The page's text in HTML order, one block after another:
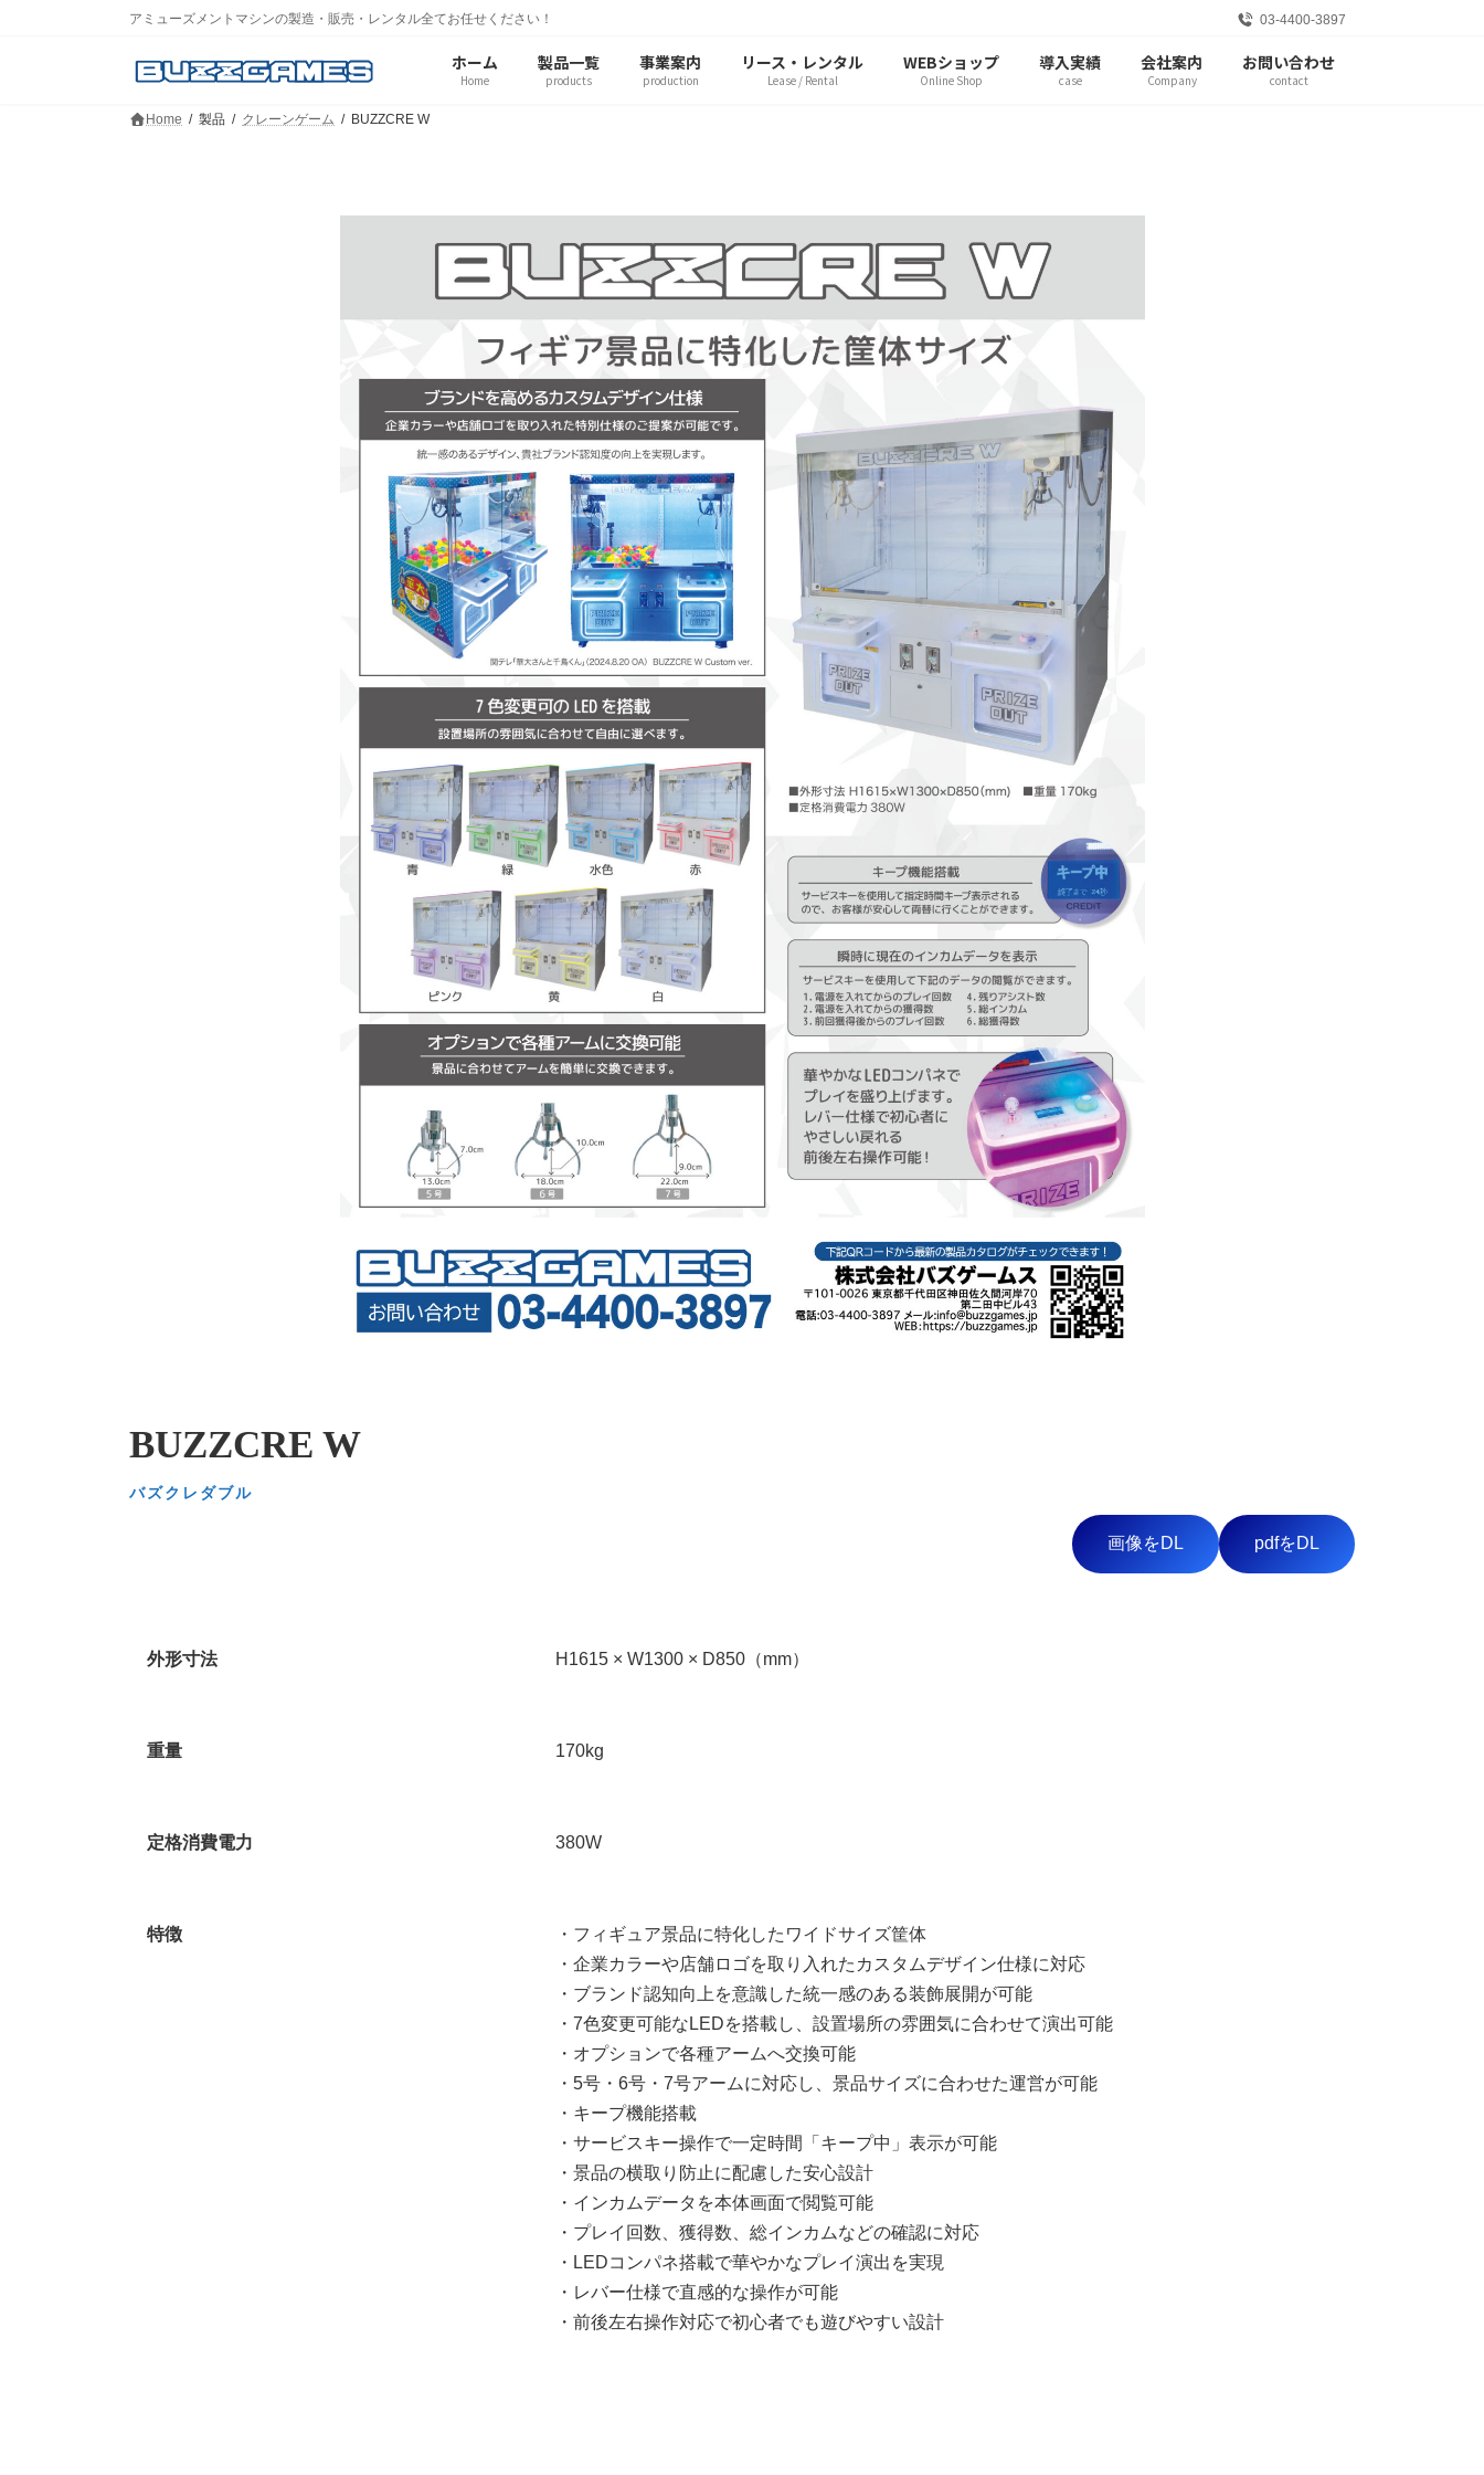
アミューズメントマシンの製造・販売・レンタル全てお任せください！ 03-4400-3897
ホーム
Home
製品一覧
products
事業案内
production
リース・レンタル
Lease / Rental
WEBショップ
Online Shop
導入実績
case
会社案内
Company
お問い合わせ
contact
Home 製品 クレーンゲーム BUZZCRE W
BUZZCRE W
バズクレダブル
画像をDL pdfをDL
外形寸法 H1615 × W1300 × D850（mm）
重量 170kg
定格消費電力 380W
特徴
・フィギュア景品に特化したワイドサイズ筐体
・企業カラーや店舗ロゴを取り入れたカスタムデザイン仕様に対応
・ブランド認知向上を意識した統一感のある装飾展開が可能
・7色変更可能なLEDを搭載し、設置場所の雰囲気に合わせて演出可能
・オプションで各種アームへ交換可能
・5号・6号・7号アームに対応し、景品サイズに合わせた運営が可能
・キープ機能搭載
・サービスキー操作で一定時間「キープ中」表示が可能
・景品の横取り防止に配慮した安心設計
・インカムデータを本体画面で閲覧可能
・プレイ回数、獲得数、総インカムなどの確認に対応
・LEDコンパネ搭載で華やかなプレイ演出を実現
・レバー仕様で直感的な操作が可能
・前後左右操作対応で初心者でも遊びやすい設計